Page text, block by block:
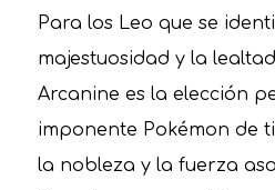
Para los Leo que se
majestuosidad y la
Arcanine es la elección
imponente Pokémon de
la nobleza y la fuerza